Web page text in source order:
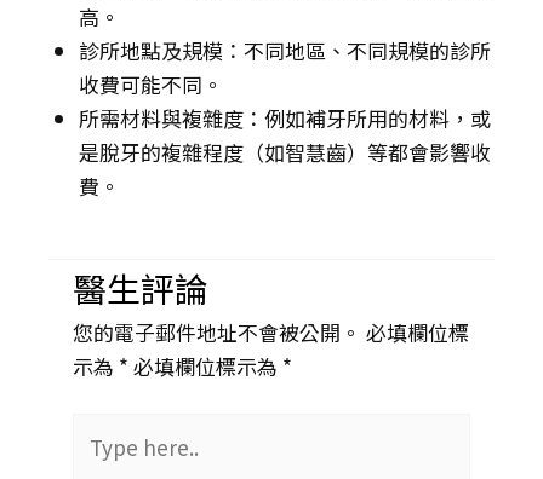
高。
診所地點及規模：不同地區、不同規模的診所
收費可能不同。
所需材料與複雜度：例如補牙所用的材料，或
是脫牙的複雜程度（如智慧齒）等都會影響收
費。
醫生評論
您的電子郵件地址不會被公開。 必填欄位標
示為 * 必填欄位標示為 *
here..